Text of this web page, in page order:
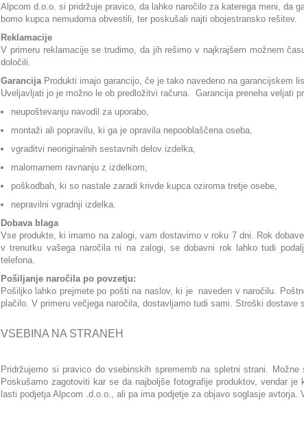
Alpcom d.o.o. si pridržuje pravico, da lahko naročilo za katerega meni, da
bomo kupca nemudoma obvestili, ter poskušali najti obojestransko rešitev.
Reklamacije
V primeru reklamacije se trudimo, da jih rešimo v najkrajšem možnem
določili.
GarancijaProdukti imajo garancijo, če je tako navedeno na garancijskem
Uveljavljati jo je možno le ob predložitvi računa. Garancija preneha veljati
neupoštevanju navodil za uporabo,
montaži ali popravilu, ki ga je opravila nepooblaščena oseba,
vgraditvi neoriginalnih sestavnih delov izdelka,
malomarnem ravnanju z izdelkom,
poškodbah, ki so nastale zaradi krivde kupca oziroma tretje osebe,
nepravilni vgradnji izdelka.
Dobava blaga
Vse produkte, ki imamo na zalogi, vam dostavimo v roku 7 dni. Rok
v trenutku vašega naročila ni na zalogi, se dobavni rok lahko tudi
telefona.
Pošiljanje naročila po povzetju:
Pošiljko lahko prejmete po pošti na naslov, ki je naveden v naročilu.
plačilo. V primeru večjega naročila, dostavljamo tudi sami. Stroški dostave
VSEBINA NA STRANEH
Pridržujemo si pravico do vsebinskih sprememb na spletni strani.
Poskušamo zagotoviti kar se da najboljše fotografije produktov, vendar
lasti podjetja Alpcom .d.o.o., ali pa ima podjetje za objavo soglasje